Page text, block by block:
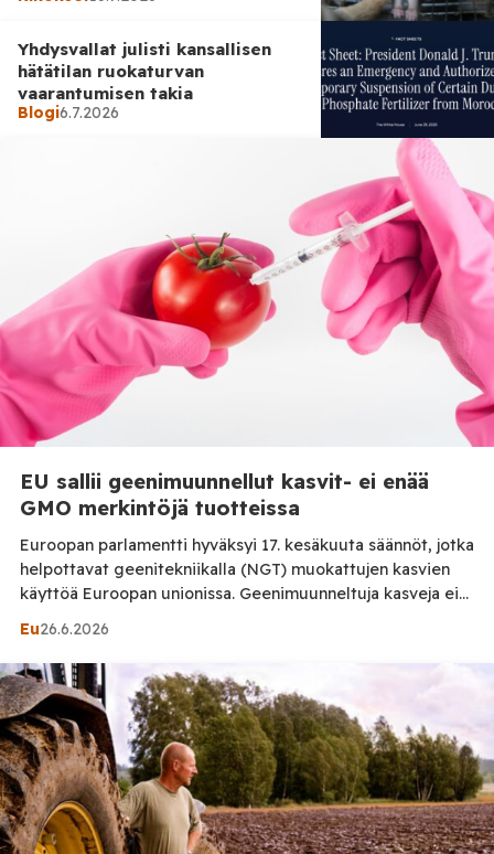
sopivat laidunalueet ovat muuttaneet maidontuotantoa.
[…]
Yhdysvallat julisti kansallisen
hätätilan ruokaturvan
vaarantumisen takia
Blogi6.7.2026
Kotirintama-liike julisti EU:n
”laittomuuden vuosipäivän” –
12 hevosen tappaminen
Puolangalla taas esillä
EU sallii geenimuunnellut kasvit- ei enää
GMO merkintöjä tuotteissa
Euroopan parlamentti hyväksyi 17. kesäkuuta säännöt, jotka
helpottavat geenitekniikalla (NGT) muokattujen kasvien
käyttöä Euroopan unionissa. Geenimuunneltuja kasveja ei
vuosina 2028–2030. Sääntelymuutoksen tavoitteena on
nopeuttaa sellaisten kasvilajikkeiden kehittämistä, jotka
kestävät paremmin kuivuutta, kasvitauteja ja tuholaisia
sekä vähentävät torjunta-aineiden tarvetta. Euroopan
komission mukaan sääntelymuutoksen tavoitteena on […]
Eu26.6.2026